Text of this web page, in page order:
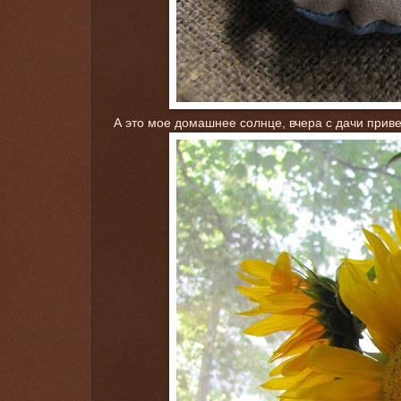
А это мое домашнее солнце, вчера с дачи